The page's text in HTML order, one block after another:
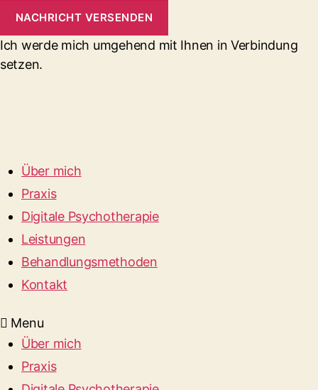
NACHRICHT VERSENDEN
Ich werde mich umgehend mit Ihnen in Verbindung
setzen.
Über mich
Praxis
Digitale Psychotherapie
Leistungen
Behandlungsmethoden
Kontakt
Menu
Über mich
Praxis